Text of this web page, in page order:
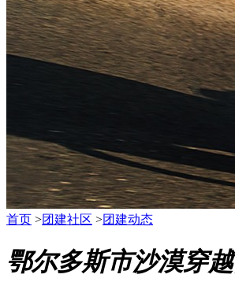
首页 >团建社区 >团建动态
鄂尔多斯市沙漠穿